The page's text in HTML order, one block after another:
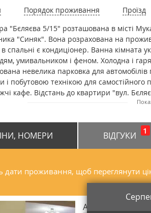
Порядок проживання
Проїзд
"Бєляєва 5/15" розташована в місті
"Синяк". Вона розрахована на
в спальні є кондиціонер. Ванна
умивальником і феном. Холодна і
невелика парковка для
і побутовою технікою для самостійного
кафе. Відстань до квартири "вул.
залізничного вокзалу в Мукачеві - 2 км;
НОМЕРИ ВІДГУКИ 1
дати проживання, щоб переглянути
Апартаменти 4-